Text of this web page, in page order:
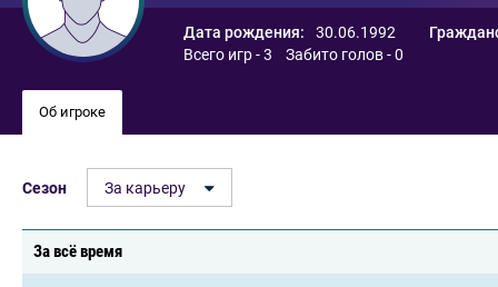
Дата рождения: 30.06.1992
Всего игр - 3 Забито голов - 0
Об игроке
Сезон За карьеру
За всё время